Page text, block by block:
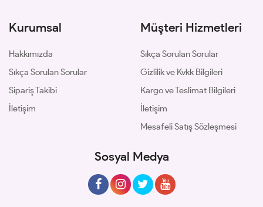
Kurumsal
Hakkımızda
Sıkça Sorulan Sorular
Sipariş Takibi
İletişim
Müşteri Hizmetleri
Sıkça Sorulan Sorular
Gizlilik ve Kvkk Bilgileri
Kargo ve Teslimat Bilgileri
İletişim
Mesafeli Satış Sözleşmesi
Sosyal Medya